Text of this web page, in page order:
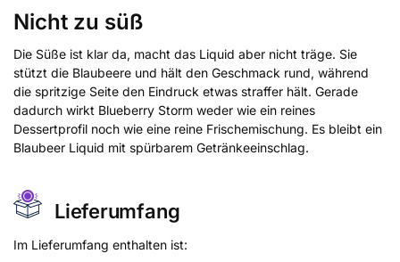
Nicht zu süß
Die Süße ist klar da, macht das Liquid aber nicht träge. Sie
stützt die Blaubeere und hält den Geschmack rund, während
die spritzige Seite den Eindruck etwas straffer hält. Gerade
dadurch wirkt Blueberry Storm weder wie ein reines
Dessertprofil noch wie eine reine Frischemischung. Es bleibt ein
Blaubeer Liquid mit spürbarem Getränkeeinschlag.
Lieferumfang
Im Lieferumfang enthalten ist: